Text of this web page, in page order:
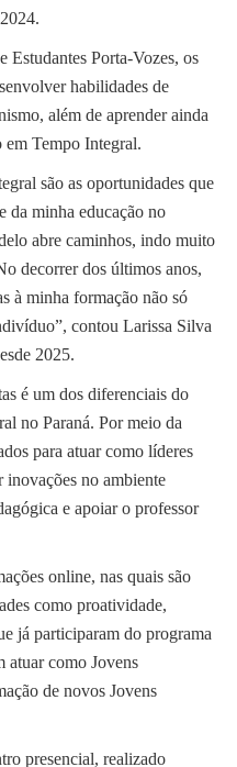
Estudantes Porta-Vozes, os
habilidades de
além de aprender ainda
em Tempo Integral.
são as oportunidades que
da minha educação no
abre caminhos, indo muito
decorrer dos últimos anos,
à minha formação não só
contou Larissa Silva
2025.
é um dos diferenciais do
no Paraná. Por meio da
para atuar como líderes
inovações no ambiente
e apoiar o professor
online, nas quais são
como proatividade,
já participaram do programa
atuar como Jovens
de novos Jovens
presencial, realizado